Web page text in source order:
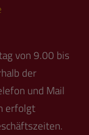
von 9.00 bis
der
und Mail
erfolgt